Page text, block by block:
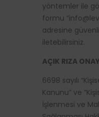
yöntemler ile
formu “
adresine
iletebilirsiniz.
AÇIK RIZA
6698 sayılı
Kanunu” ve
İşlenmesi ve